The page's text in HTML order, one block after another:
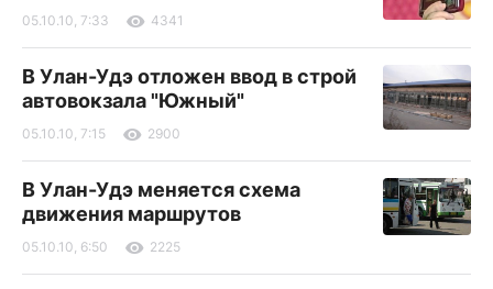
05.10.10, 7:33 4341
В Улан-Удэ отложен ввод в строй
автовокзала "Южный"
05.10.10, 7:15 2900
В Улан-Удэ меняется схема
движения маршрутов
05.10.10, 6:50 2225